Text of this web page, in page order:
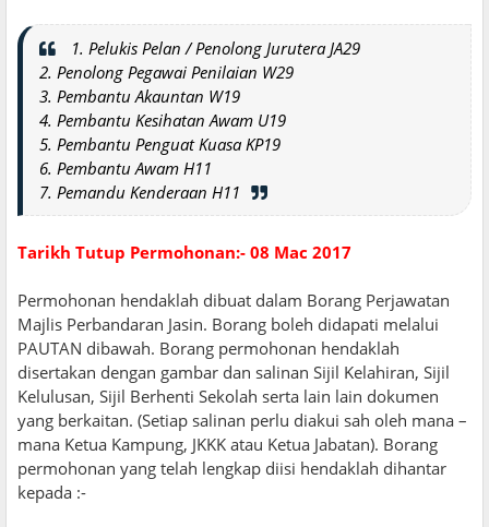
1. Pelukis Pelan / Penolong Jurutera JA29
2. Penolong Pegawai Penilaian W29
3. Pembantu Akauntan W19
4. Pembantu Kesihatan Awam U19
5. Pembantu Penguat Kuasa KP19
6. Pembantu Awam H11
7. Pemandu Kenderaan H11
Tarikh Tutup Permohonan:- 08 Mac 2017
Permohonan hendaklah dibuat dalam Borang Perjawatan
Majlis Perbandaran Jasin. Borang boleh didapati melalui
PAUTAN dibawah. Borang permohonan hendaklah
disertakan dengan gambar dan salinan Sijil Kelahiran, Sijil
Kelulusan, Sijil Berhenti Sekolah serta lain lain dokumen
yang berkaitan. (Setiap salinan perlu diakui sah oleh mana –
mana Ketua Kampung, JKKK atau Ketua Jabatan). Borang
permohonan yang telah lengkap diisi hendaklah dihantar
kepada :-